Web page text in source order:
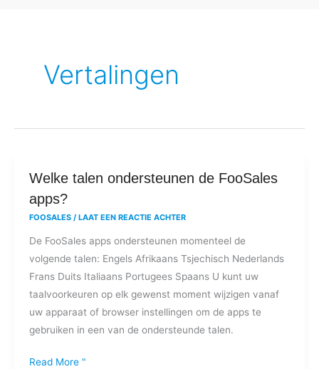
Vertalingen
Welke talen ondersteunen de FooSales
apps?
FOOSALES / LAAT EEN REACTIE ACHTER
De FooSales apps ondersteunen momenteel de
volgende talen: Engels Afrikaans Tsjechisch Nederlands
Frans Duits Italiaans Portugees Spaans U kunt uw
taalvoorkeuren op elk gewenst moment wijzigen vanaf
uw apparaat of browser instellingen om de apps te
gebruiken in een van de ondersteunde talen.
Welke
talen
ondersteunen
FooSales
apps?
Read More "